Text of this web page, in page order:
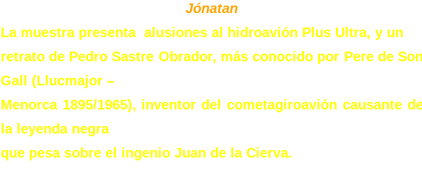
Jónatan
La muestra presenta alusiones al hidroavión Plus Ultra, y un
retrato de Pedro Sastre Obrador, más conocido por Pere de Son
Gall (Llucmajor –
Menorca 1895/1965), inventor del cometagiroavión causante
la leyenda negra
que pesa sobre el ingenio Juan de la Cierva.